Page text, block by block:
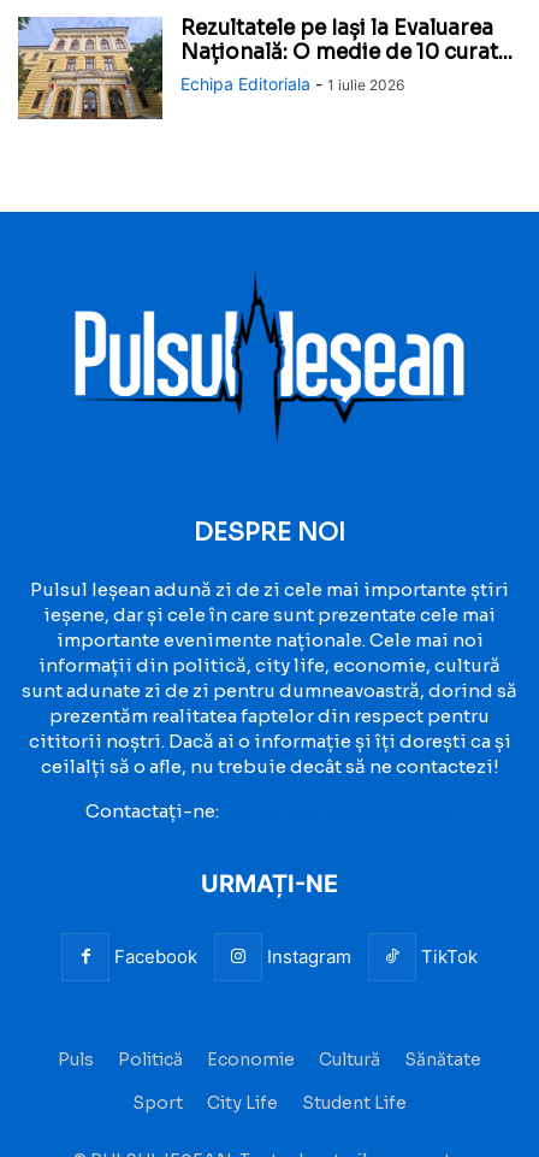
Rezultatele pe Iași la Evaluarea
Națională: O medie de 10 curat...
Echipa Editoriala - 1 iulie 2026
DESPRE NOI
Pulsul Ieșean adună zi de zi cele mai importante știri
ieșene, dar și cele în care sunt prezentate cele mai
importante evenimente naționale. Cele mai noi
informații din politică, city life, economie, cultură
sunt adunate zi de zi pentru dumneavoastră, dorind să
prezentăm realitatea faptelor din respect pentru
cititorii noștri. Dacă ai o informație și îți dorești ca și
ceilalți să o afle, nu trebuie decât să ne contactezi!
Contactați-ne:
URMAȚI-NE
Facebook Instagram TikTok
Puls Politică Economie Cultură
Sănătate
Sport
City Life Student Life